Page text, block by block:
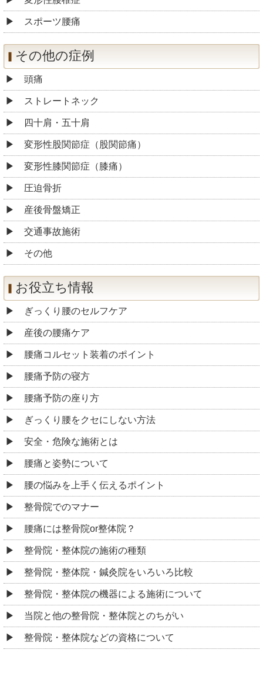
スポーツ腰痛
その他の症例
頭痛
ストレートネック
四十肩・五十肩
変形性股関節症（股関節痛）
変形性膝関節症（膝痛）
圧迫骨折
産後骨盤矯正
交通事故施術
その他
お役立ち情報
ぎっくり腰のセルフケア
産後の腰痛ケア
腰痛コルセット装着のポイント
腰痛予防の寝方
腰痛予防の座り方
ぎっくり腰をクセにしない方法
安全・危険な施術とは
腰痛と姿勢について
腰の悩みを上手く伝えるポイント
整骨院でのマナー
腰痛には整骨院or整体院？
整骨院・整体院の施術の種類
整骨院・整体院・鍼灸院をいろいろ比較
整骨院・整体院の機器による施術について
当院と他の整骨院・整体院とのちがい
整骨院・整体院などの資格について